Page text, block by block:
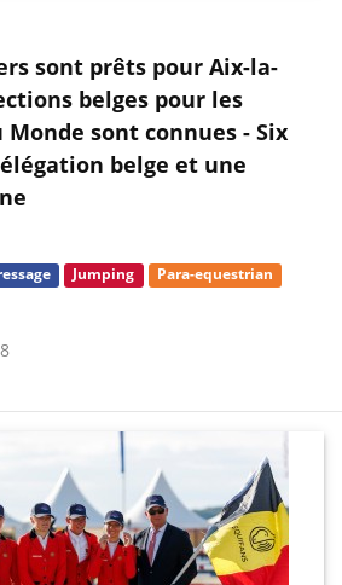
sont prêts pour Aix-la-
belges pour les
sont connues - Six
belge et une
Jumping
Para-equestrian